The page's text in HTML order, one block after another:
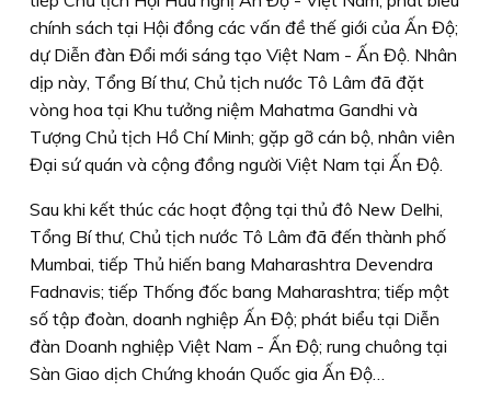
chính sách tại Hội đồng các vấn đề thế giới của Ấn Độ;
dự Diễn đàn Đổi mới sáng tạo Việt Nam - Ấn Độ. Nhân
dịp này, Tổng Bí thư, Chủ tịch nước Tô Lâm đã đặt
vòng hoa tại Khu tưởng niệm Mahatma Gandhi và
Tượng Chủ tịch Hồ Chí Minh; gặp gỡ cán bộ, nhân viên
Đại sứ quán và cộng đồng người Việt Nam tại Ấn Độ.
Sau khi kết thúc các hoạt động tại thủ đô New Delhi,
Tổng Bí thư, Chủ tịch nước Tô Lâm đã đến thành phố
Mumbai, tiếp Thủ hiến bang Maharashtra Devendra
Fadnavis; tiếp Thống đốc bang Maharashtra; tiếp một
số tập đoàn, doanh nghiệp Ấn Độ; phát biểu tại Diễn
đàn Doanh nghiệp Việt Nam - Ấn Độ; rung chuông tại
Sàn Giao dịch Chứng khoán Quốc gia Ấn Độ…